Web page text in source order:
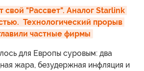
свой "Рассвет". Аналог Starlink
Технологический прорыв
частные фирмы
для Европы суровым: два
жара, безудержная инфляция и